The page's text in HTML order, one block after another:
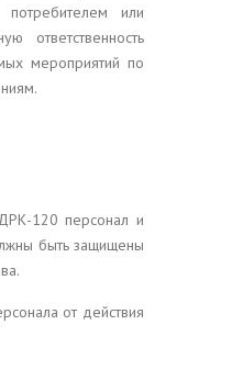
или
ответственность
мероприятий по
120 персонал и
быть защищены
от действия